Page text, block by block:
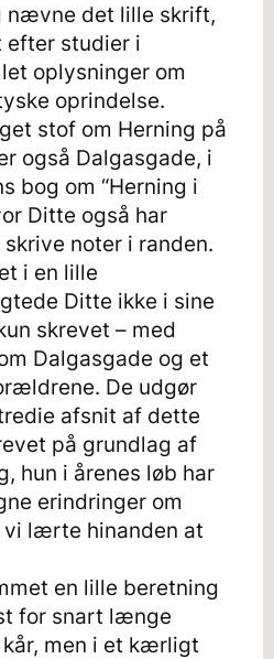
nævne det lille skrift,
efter studier i
oplysninger om
oprindelse.
stof om Herning på
også Dalgasgade, i
bog om “Herning i
Ditte også har
noter i randen.
i en lille
Ditte ikke i sine
skrevet – med
Dalgasgade og et
De udgør
afsnit af dette
på grundlag af
hun i årenes løb har
erindringer om
vi lærte hinanden at
en lille beretning
for snart længe
men i et kærligt